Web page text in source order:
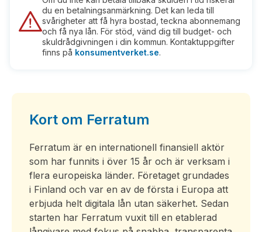
du en betalningsanmärkning. Det kan leda till
svårigheter att få hyra bostad, teckna abonnemang
och få nya lån. För stöd, vänd dig till budget- och
skuldrådgivningen i din kommun. Kontaktuppgifter
finns på konsumentverket.se.
Kort om Ferratum
Ferratum är en internationell finansiell aktör
som har funnits i över 15 år och är verksam i
flera europeiska länder. Företaget grundades
i Finland och var en av de första i Europa att
erbjuda helt digitala lån utan säkerhet. Sedan
starten har Ferratum vuxit till en etablerad